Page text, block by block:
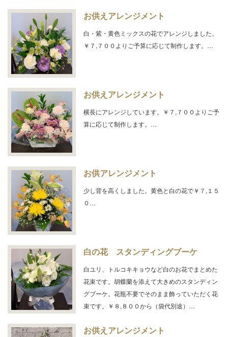
お供えアレンジメント
白・紫・黄色ミックスの花でアレンジしました。
￥７,７００よりご予算に応じて制作します。…
お供えアレンジメント
横長にアレンジしています。￥７,７００よりご予
算に応じて制作します。…
お供アレンジメント
少し背を高くしました。黄色と白の花で￥７,１５
０…
白の花 スタンディングブーケ
白ユリ、トルコキキョウなど白のお花でまとめた
花束です。胡蝶蘭を添えて大きめのスタンディン
グブーケ。花瓶不要でそのまま飾っていただく花
束です。￥８,８００から（袋代別途）…
お供えアレンジメント